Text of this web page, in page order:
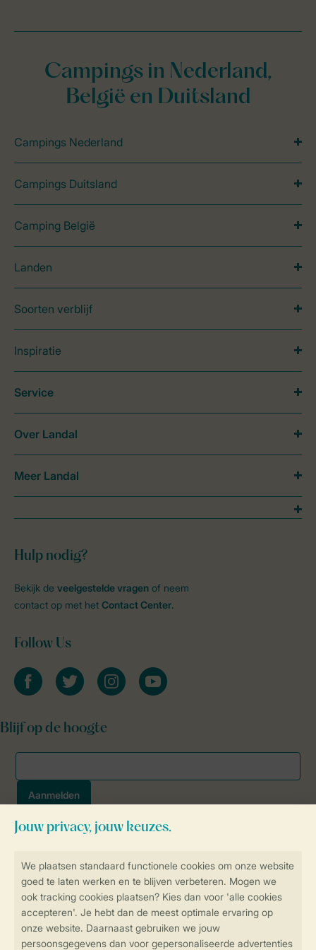
SSL certificaat
Veilige gegevensoverdracht
Veilige betaling
Campings in Nederland,
België en Duitsland
Campings Nederland
Campings Duitsland
Camping België
Landen
Soorten verblijf
Inspiratie
Hulp nodig?
Bekijk de veelgestelde vragen of neem
contact op met het Contact Center.
Follow Us
facebooktwitter instagramyoutube
Blijf op de hoogte
Service
Over Landal
Meer Landal